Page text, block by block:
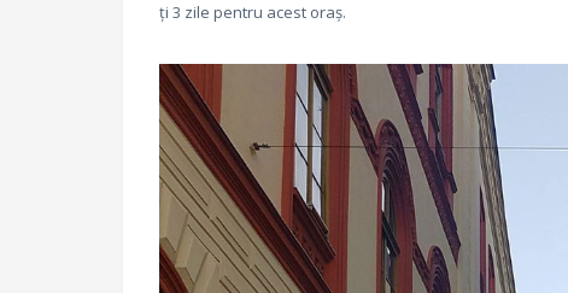
ți 3 zile pentru acest oraș.